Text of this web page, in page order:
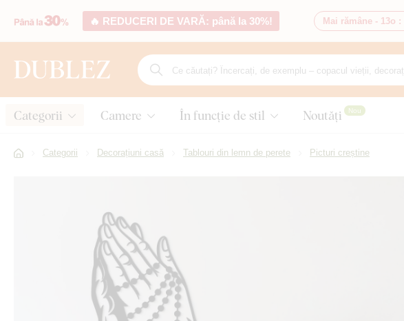
🔥 REDUCERI DE VARĂ: până la 30%! Mai rămâne - 13o :
Categorii Camere În funcție de stil Noutăți Nou
Categorii Decorațiuni casă Tablouri din lemn de perete Picturi creștine